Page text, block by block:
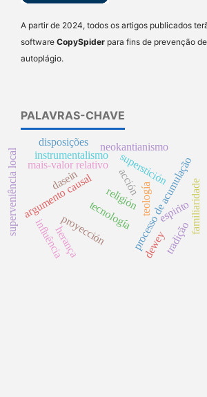
A partir de 2024, todos os artigos publicados
software CopySpider para fins de prevenção
autoplágio.
PALAVRAS-CHAVE
argumento causal
superstición
proyección processo de acumulação
mais-valor relativo
superveniência local religión
tecnología
instrumentalismo
dewey
teología espirito
influência
familiaridade
neokantianismo
dasein
herança tradição
disposições
acción